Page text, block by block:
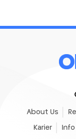
About Us
Karier